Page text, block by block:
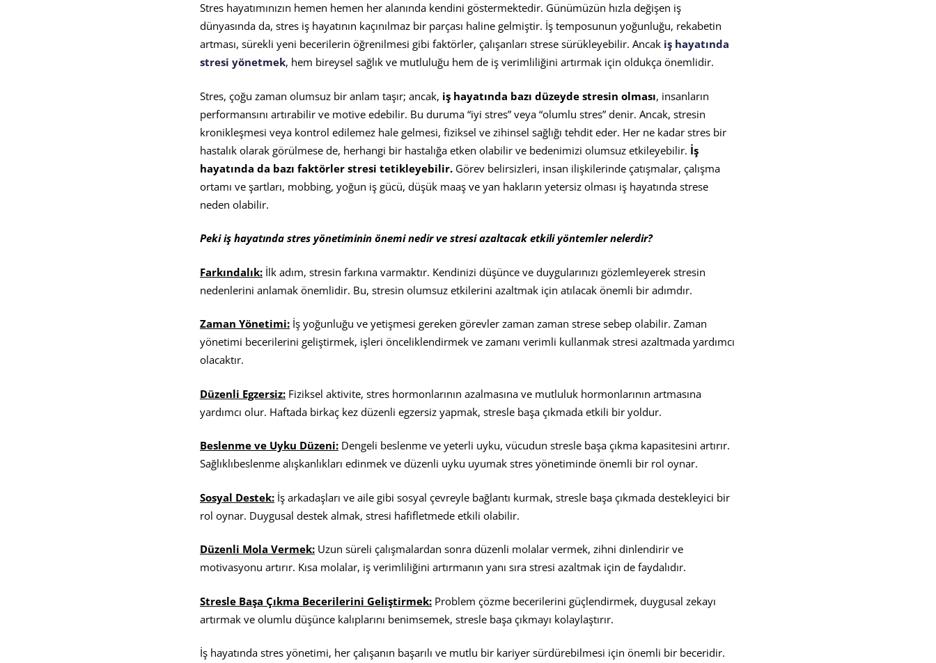
Stres
Yönetimi
Nedir?
Stres hayatımınızın hemen hemen her alanında kendini göstermektedir. Günümüzün hızla değişen iş
dünyasında da, stres iş hayatının kaçınılmaz bir parçası haline gelmiştir. İş temposunun yoğunluğu, rekabetin
artması, sürekli yeni becerilerin öğrenilmesi gibi faktörler, çalışanları strese sürükleyebilir. Ancak iş hayatında
stresi yönetmek, hem bireysel sağlık ve mutluluğu hem de iş verimliliğini artırmak için oldukça önemlidir.
Stres, çoğu zaman olumsuz bir anlam taşır; ancak, iş hayatında bazı düzeyde stresin olması, insanların
performansını artırabilir ve motive edebilir. Bu duruma “iyi stres” veya “olumlu stres” denir. Ancak, stresin
kronikleşmesi veya kontrol edilemez hale gelmesi, fiziksel ve zihinsel sağlığı tehdit eder. Her ne kadar stres bir
hastalık olarak görülmese de, herhangi bir hastalığa etken olabilir ve bedenimizi olumsuz etkileyebilir. İş
hayatında da bazı faktörler stresi tetikleyebilir. Görev belirsizleri, insan ilişkilerinde çatışmalar, çalışma
ortamı ve şartları, mobbing, yoğun iş gücü, düşük maaş ve yan hakların yetersiz olması iş hayatında strese
neden olabilir.
Peki iş hayatında stres yönetiminin önemi nedir ve stresi azaltacak etkili yöntemler nelerdir?
Farkındalık: İlk adım, stresin farkına varmaktır. Kendinizi düşünce ve duygularınızı gözlemleyerek stresin
nedenlerini anlamak önemlidir. Bu, stresin olumsuz etkilerini azaltmak için atılacak önemli bir adımdır.
Zaman Yönetimi: İş yoğunluğu ve yetişmesi gereken görevler zaman zaman strese sebep olabilir. Zaman
yönetimi becerilerini geliştirmek, işleri önceliklendirmek ve zamanı verimli kullanmak stresi azaltmada yardımcı
olacaktır.
Düzenli Egzersiz: Fiziksel aktivite, stres hormonlarının azalmasına ve mutluluk hormonlarının artmasına
yardımcı olur. Haftada birkaç kez düzenli egzersiz yapmak, stresle başa çıkmada etkili bir yoldur.
Beslenme ve Uyku Düzeni: Dengeli beslenme ve yeterli uyku, vücudun stresle başa çıkma kapasitesini artırır.
Sağlıklıbeslenme alışkanlıkları edinmek ve düzenli uyku uyumak stres yönetiminde önemli bir rol oynar.
Sosyal Destek: İş arkadaşları ve aile gibi sosyal çevreyle bağlantı kurmak, stresle başa çıkmada destekleyici bir
rol oynar. Duygusal destek almak, stresi hafifletmede etkili olabilir.
Düzenli Mola Vermek: Uzun süreli çalışmalardan sonra düzenli molalar vermek, zihni dinlendirir ve
motivasyonu artırır. Kısa molalar, iş verimliliğini artırmanın yanı sıra stresi azaltmak için de faydalıdır.
Stresle Başa Çıkma Becerilerini Geliştirmek: Problem çözme becerilerini güçlendirmek, duygusal zekayı
artırmak ve olumlu düşünce kalıplarını benimsemek, stresle başa çıkmayı kolaylaştırır.
İş hayatında stres yönetimi, her çalışanın başarılı ve mutlu bir kariyer sürdürebilmesi için önemli bir beceridir.